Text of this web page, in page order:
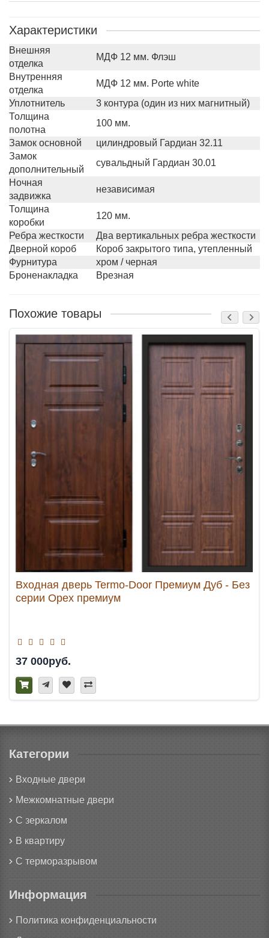
Характеристики
Внешняя
отделка
МДФ 12 мм. Флэш
Внутренняя
отделка
МДФ 12 мм. Porte white
Уплотнитель
3 контура (один из них магнитный)
Толщина
полотна
100 мм.
Замок основной
цилиндровый Гардиан 32.11
Замок
дополнительный
сувальдный Гардиан 30.01
Ночная
задвижка
независимая
Толщина
коробки
120 мм.
Ребра жесткости
Два вертикальных ребра жесткости
Дверной короб
Короб закрытого типа, утепленный
Фурнитура
хром / черная
Броненакладка
Врезная
Похожие товары
Входная дверь Termo-Door Премиум Дуб - Без
серии Орех премиум
37 000руб.
Категории
Входные двери
Межкомнатные двери
С зеркалом
В квартиру
С терморазрывом
Информация
Политика конфиденциальности